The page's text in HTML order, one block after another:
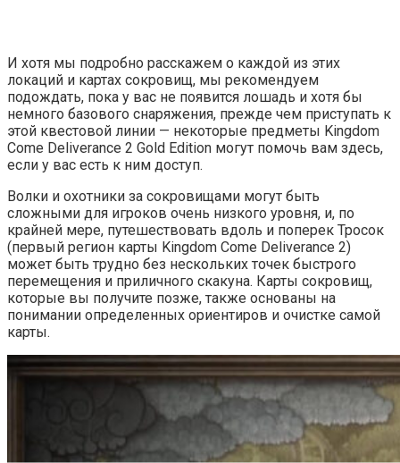
И хотя мы подробно расскажем о каждой из этих
локаций и картах сокровищ, мы рекомендуем
подождать, пока у вас не появится лошадь и хотя бы
немного базового снаряжения, прежде чем приступать к
этой квестовой линии — некоторые предметы Kingdom
Come Deliverance 2 Gold Edition могут помочь вам здесь,
если у вас есть к ним доступ.
Волки и охотники за сокровищами могут быть
сложными для игроков очень низкого уровня, и, по
крайней мере, путешествовать вдоль и поперек Тросок
(первый регион карты Kingdom Come Deliverance 2)
может быть трудно без нескольких точек быстрого
перемещения и приличного скакуна. Карты сокровищ,
которые вы получите позже, также основаны на
понимании определенных ориентиров и очистке самой
карты.